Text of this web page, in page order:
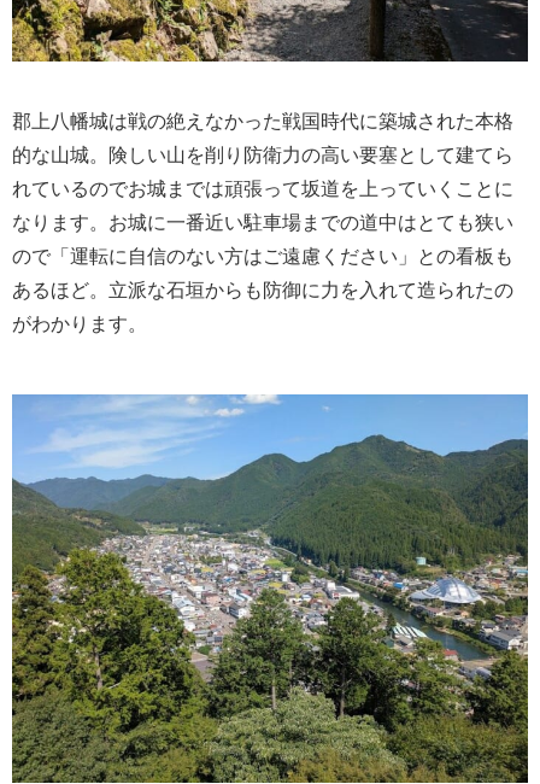
郡上八幡城は戦の絶えなかった戦国時代に築城された本格
的な山城。険しい山を削り防衛力の高い要塞として建てら
れているのでお城までは頑張って坂道を上っていくことに
なります。お城に一番近い駐車場までの道中はとても狭い
ので「運転に自信のない方はご遠慮ください」との看板も
あるほど。立派な石垣からも防御に力を入れて造られたの
がわかります。